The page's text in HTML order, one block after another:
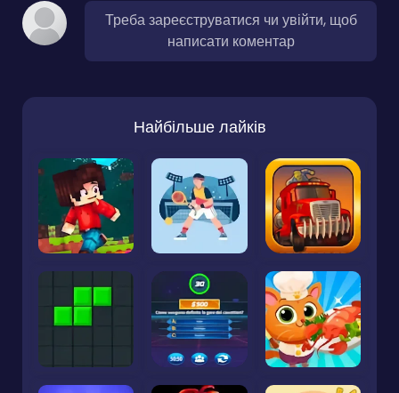
Треба зареєструватися чи увійти, щоб
написати коментар
Найбільше лайків